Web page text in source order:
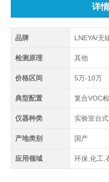
详
品牌 LNEYA/无
检测原理 其他
价格区间 5万-10万
典型配置 复合VOC
仪器种类 实验室台式
产地类别 国产
应用领域 环保,化工,